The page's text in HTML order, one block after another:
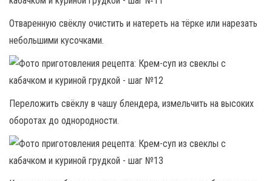
Отваренную свёклу очистить и натереть на тёрке или нарезать
небольшими кусочками.
Переложить свёклу в чашу блендера, измельчить на высоких
оборотах до однородности.